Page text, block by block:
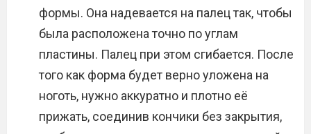
формы. Она надевается на палец так, чтобы
была расположена точно по углам
пластины. Палец при этом сгибается. После
того как форма будет верно уложена на
ноготь, нужно аккуратно и плотно её
прижать, соединив кончики без закрытия,